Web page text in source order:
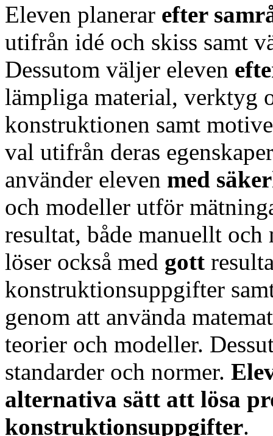
Eleven planerar efter
utifrån idé och skiss samt
Dessutom väljer eleven
lämpliga material, verktyg
konstruktionen samt
val utifrån deras
använder eleven med
och modeller utför
resultat, både manuellt
löser också med gott
konstruktionsuppgifter
genom att använda
teorier och modeller.
standarder och normer.
alternativa sätt att lösa
konstruktionsuppgifter.